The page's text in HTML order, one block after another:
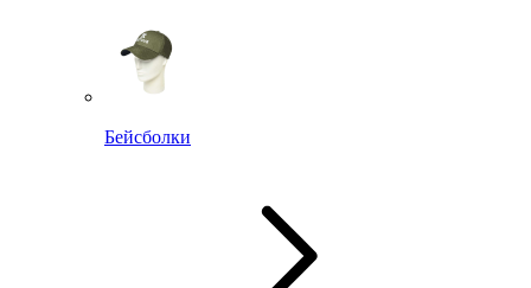
Бейсболки